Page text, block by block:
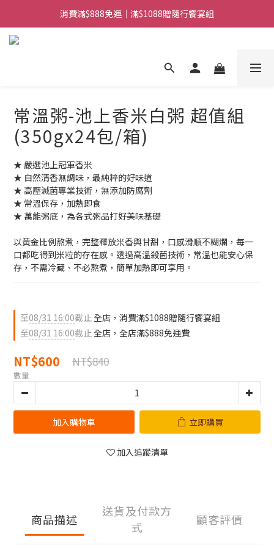
日常備糧專區｜常溫香米白粥
消費滿$888免運｜滿$1088贈隨行饗宴組
常溫粥-池上香米白粥 超值組
(350gx24包/箱)
★ 嚴選池上冠軍香米
★ 自然清香無調味，最純粹的好味道
★ 高壓滅菌專業技術，無添加防腐劑
★ 常溫保存，加熱即食
★ 萬能粥底，為各式粥品打好美味基礎
以黃金比例熬煮，完整釋放米香與甘甜，口感滑順不糊爛，每一
口都吃得到米粒的存在感。透過高溫殺菌技術，常溫也能安心保
存，不需冷藏、不必熬煮，簡單加熱即可享用。
至08/31 16:00截止全店，消費滿$1088贈隨行饗宴組
至08/31 16:00截止全店，全店滿$888免運費
NT$600 NT$840
數量
加入購物車 立即購買
加入追蹤清單
商品描述
送貨及付款方
式
顧客評價